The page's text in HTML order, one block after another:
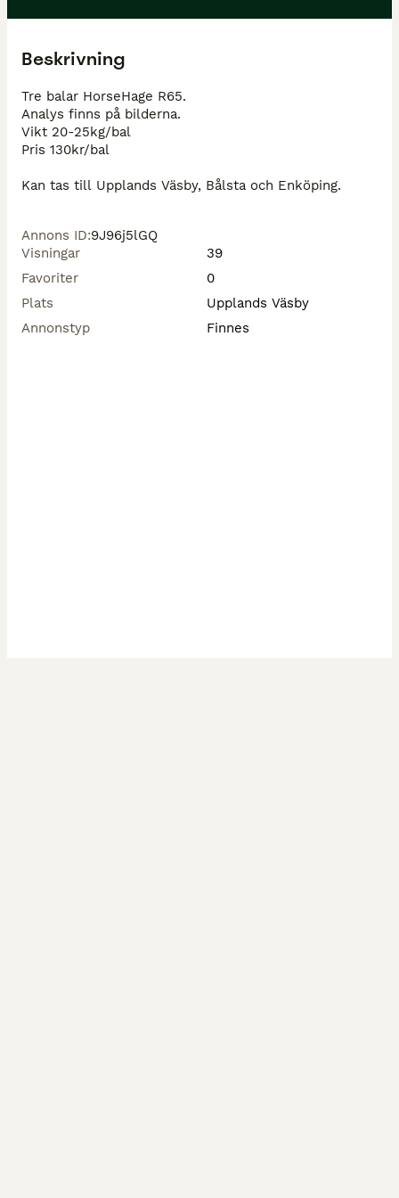
Beskrivning
Tre balar HorseHage R65.
Analys finns på bilderna.
Vikt 20-25kg/bal
Pris 130kr/bal
Annons ID:9J96j5lGQ
Visningar
39
Favoriter
0
Plats
Upplands Väsby
Annonstyp
Finnes